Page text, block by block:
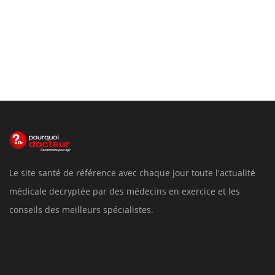
Le site santé de référence avec chaque jour toute l'actualité
médicale decryptée par des médecins en exercice et les
conseils des meilleurs spécialistes.